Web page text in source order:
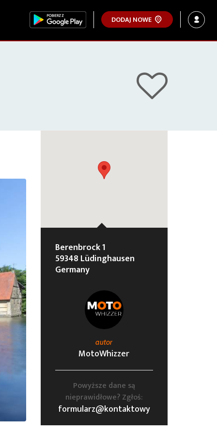
DODAJ NOWE
Berenbrock 1
59348 Lüdinghausen
Germany
autor
MotoWhizzer
Powyższe dane są
nieprawidłowe? Zgłoś:
formularz@kontaktowy